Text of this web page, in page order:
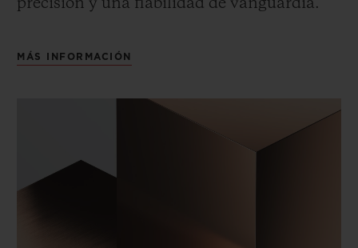
precisión y una fiabilidad de vanguardia.
MÁS INFORMACIÓN